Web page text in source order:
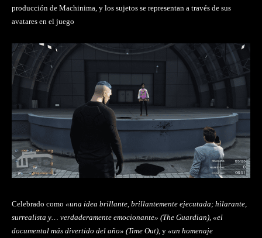
producción de Machinima, y los sujetos se representan a través de sus
avatares en el juego
Celebrado como «una idea brillante, brillantemente ejecutada; hilarante,
surrealista y… verdaderamente emocionante» (The Guardian), «el
documental más divertido del año» (Time Out), y «un homenaje